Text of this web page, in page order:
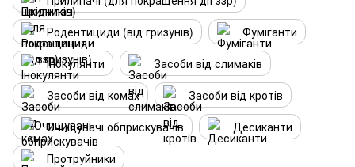
Родентициди (від гризунів)
Фуміганти
Інокулянти
Засоби від слимаків
Засоби від комах
Засоби від кротів
Очищувачі обприскувачів
Десиканти
Протруйники